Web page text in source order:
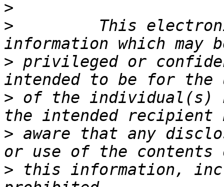
>
>
This
> privileged or
> of the individual(s)
> aware that any
> this information,